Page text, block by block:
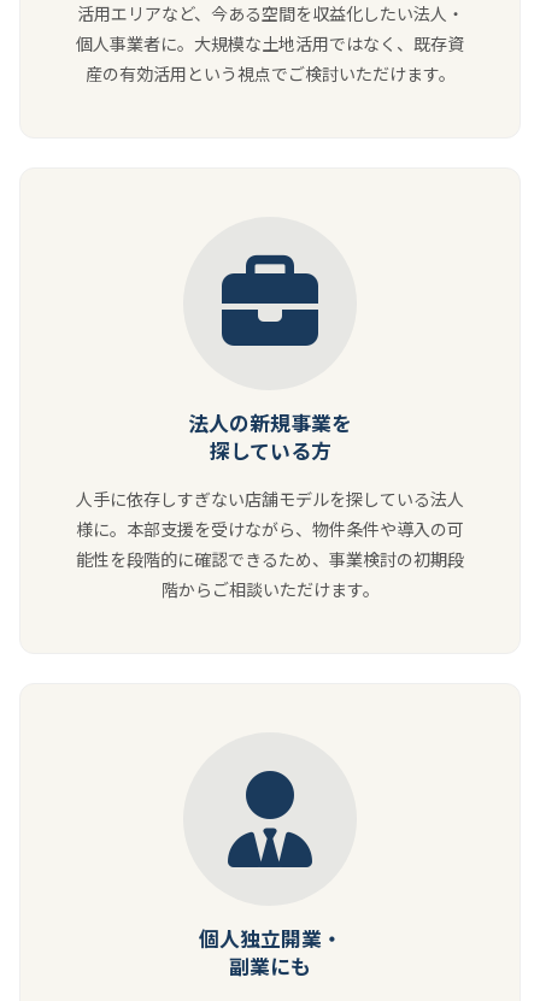
活用エリアなど、今ある空間を収益化したい法人・
個人事業者に。大規模な土地活用ではなく、既存資
産の有効活用という視点でご検討いただけます。
法人の新規事業を
探している方
人手に依存しすぎない店舗モデルを探している法人
様に。本部支援を受けながら、物件条件や導入の可
能性を段階的に確認できるため、事業検討の初期段
階からご相談いただけます。
個人独立開業・
副業にも